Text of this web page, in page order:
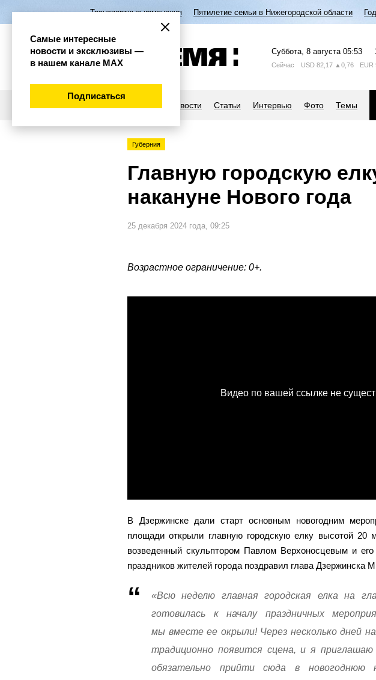
Транспортные изменения Пятилетие семьи в Нижегородской области
Суббота, 8 августа 05:53
Сейчас USD 82,17 ▲0,76 EUR
Новости Статьи Интервью Фото Темы
Губерния
Главную городскую
накануне Нового года
25 декабря 2024 года, 09:25
Возрастное ограничение: 0+.
В Дзержинске дали старт основным новогодним
площади открыли главную городскую елку высотой 20
возведенный скульптором Павлом Верхоносцевым и
праздников жителей города поздравил глава Дзержинска
«Всю неделю главная городская елка на
готовилась к началу праздничных
мы вместе ее окрыли! Через несколько дней
традиционно появится сцена, и я
обязательно прийти сюда в новогоднюю
Самые интересные
новости и эксклюзивы —
в нашем канале МАХ
Подписаться